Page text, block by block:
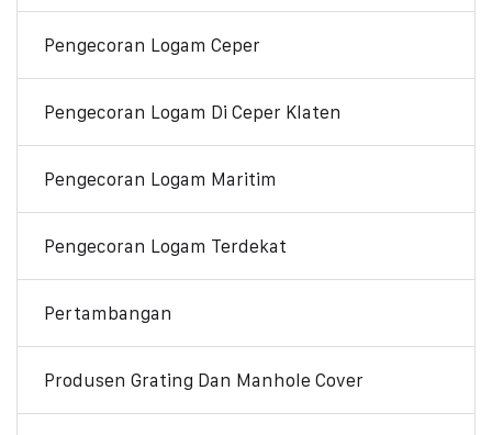
Pengecoran Logam Ceper
Pengecoran Logam Di Ceper Klaten
Pengecoran Logam Maritim
Pengecoran Logam Terdekat
Pertambangan
Produsen Grating Dan Manhole Cover